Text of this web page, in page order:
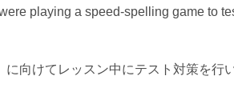
playing a speed-spelling game to
向けてレッスン中にテスト対策を行